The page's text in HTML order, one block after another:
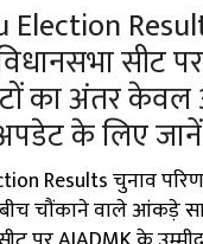
Election
सीट
का अंतर केवल
के लिए जानें
Results चुनाव
चौंकाने वाले आंकड़े